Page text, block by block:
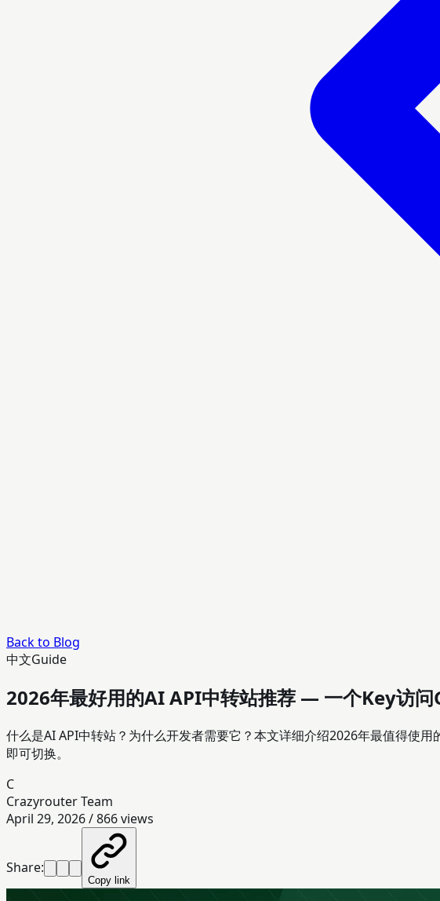
Back to Blog
中文Guide
2026年最好用的AI API中转站推荐 — 一个Key访
什么是AI API中转站？为什么开发者需要它？本文详细介绍2026年最值得使
即可切换。
C
Crazyrouter Team
April 29, 2026/866views
Share:
Copy link